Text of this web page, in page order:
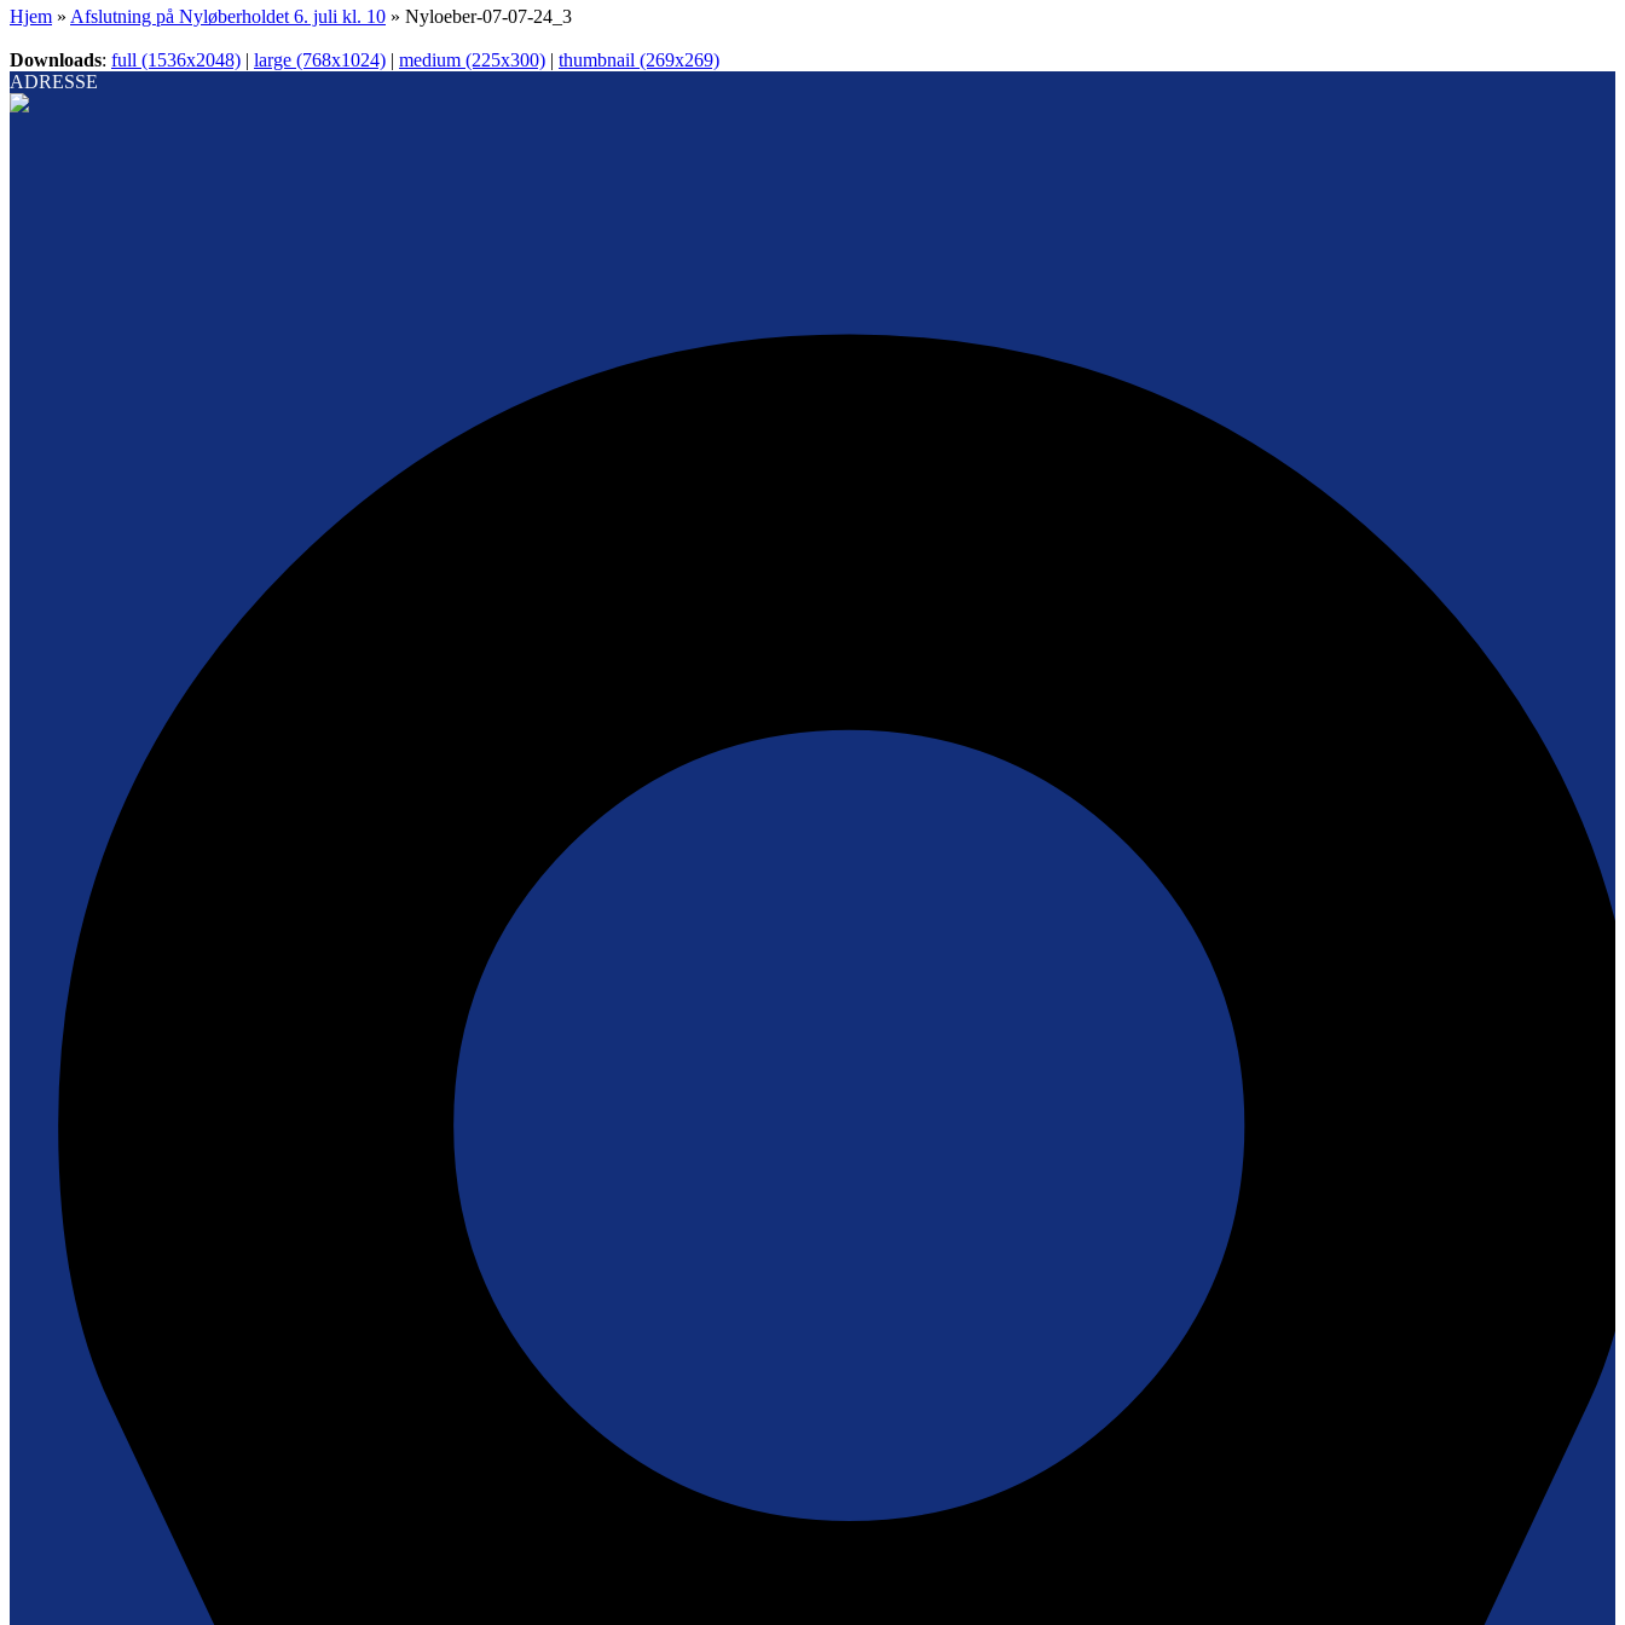
Hjem » Afslutning på Nyløberholdet 6. juli kl. 10 » Nyloeber-07-07-24_3
Downloads: full (1536x2048) | large (768x1024) | medium (225x300) | thumbnail (269x269)
ADRESSE